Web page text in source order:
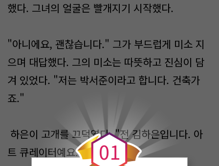
했다. 그녀의 얼굴은 빨개지기 시작했다.
"아니에요, 괜찮습니다." 그가 부드럽게 미소 지
으며 대답했다. 그의 미소는 따뜻하고 진심이 담
겨 있었다. "저는 박서준이라고 합니다. 건축가
죠."
하은이 고개를 끄덕였다. "전 김하은입니다. 아
트 큐레이터예요."
0
0
1